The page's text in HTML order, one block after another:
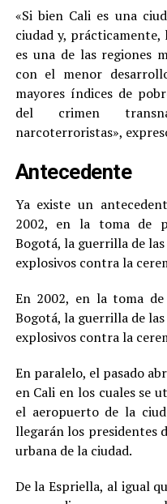
«Si bien Cali es una
ciudad y,
es una de las regiones
con el menor
mayores índices de
del crimen
narcoterroristas»,
Antecedente
Ya existe un
2002, en la toma de
Bogotá, la guerrilla de
explosivos contra la
En 2002, en la toma
Bogotá, la guerrilla de
explosivos contra la
En paralelo, el pasado
en Cali en los cuales se
el aeropuerto de la
llegarán los presidentes
urbana de la ciudad.
De la Espriella, al igual